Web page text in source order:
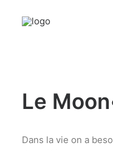
Les Bougeoirs
Fils faits main
Le
Dans la vie on a